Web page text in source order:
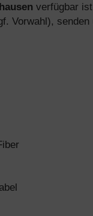
verfügbar ist
Vorwahl), senden